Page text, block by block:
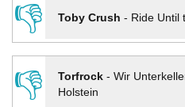
👎
Toby Crush - Ride Until
👎
Torfrock- Wir
Holstein